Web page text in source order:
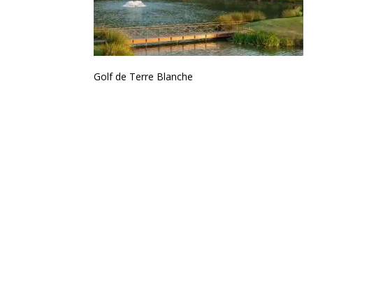
Golf de Terre Blanche